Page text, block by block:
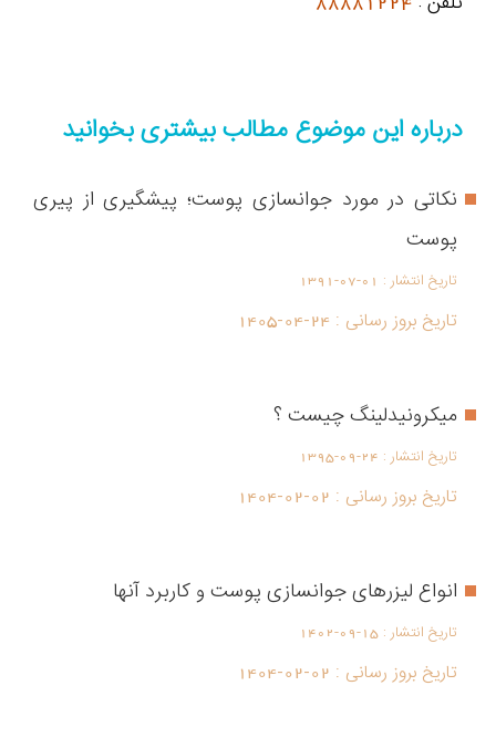
درباره این موضوع مطالب بیشتری بخوانید
نکاتی در مورد جوانسازی پوست؛ پیشگیری از پیری
پوست
تاریخ انتشار : 1391-07-01
تاریخ بروز رسانی : 1405-04-24
میکرونیدلینگ چیست ؟
تاریخ انتشار : 1395-09-24
تاریخ بروز رسانی : 1404-02-02
انواع لیزرهای جوانسازی پوست و کاربرد آنها
تاریخ انتشار : 1402-09-15
تاریخ بروز رسانی : 1404-02-02